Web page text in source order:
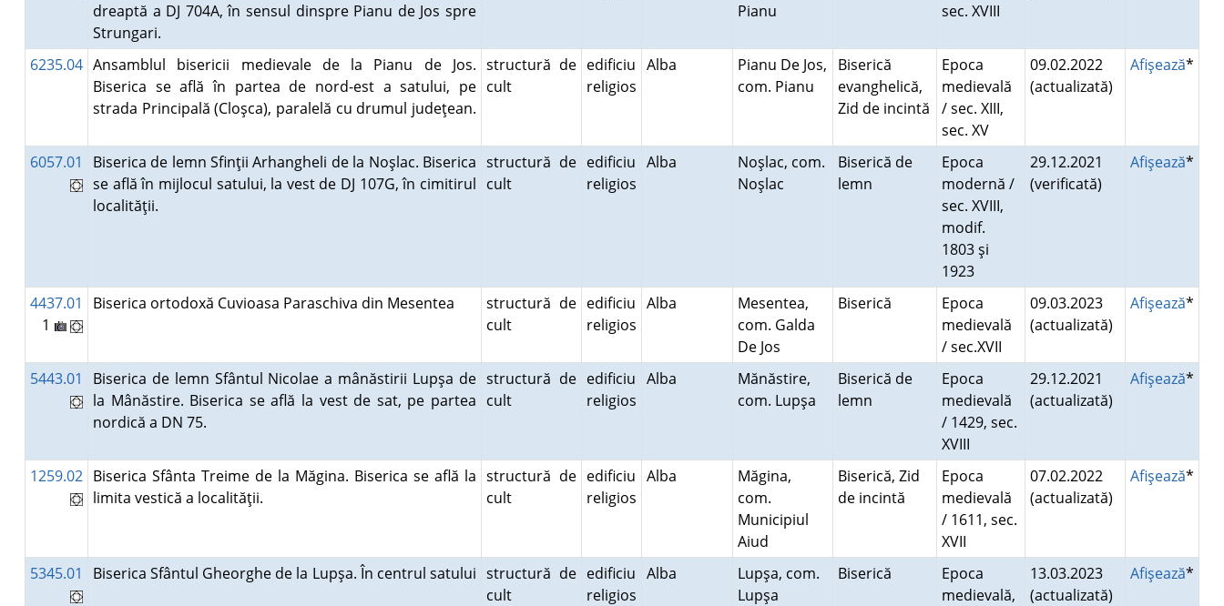
dreaptă a DJ 704A, în sensul dinspre Pianu de Jos spre
Strungari.
Pianu
sec. XVIII
6235.04 Ansamblul bisericii medievale de la Pianu de Jos.
Biserica se află în partea de nord-est a satului, pe
strada Principală (Cloşca), paralelă cu drumul judeţean.
structură de
cult
edificiu
religios
Alba
Pianu De Jos,
com. Pianu
Biserică
evanghelică,
Zid de incintă
Epoca
medievală
/ sec. XIII,
sec. XV
09.02.2022
(actualizată)
Afişează*
6057.01
Biserica de lemn Sfinţii Arhangheli de la Noşlac. Biserica
se află în mijlocul satului, la vest de DJ 107G, în cimitirul
localităţii.
structură de
cult
edificiu
religios
Alba
Noşlac, com.
Noşlac
Biserică de
lemn
Epoca
modernă /
sec. XVIII,
modif.
1803 şi
1923
29.12.2021
(verificată)
Afişează*
4437.01
1
Biserica ortodoxă Cuvioasa Paraschiva din Mesentea
structură de
cult
edificiu
religios
Alba
Mesentea,
com. Galda
De Jos
Biserică
Epoca
medievală
/ sec.XVII
09.03.2023
(actualizată)
Afişează*
5443.01
Biserica de lemn Sfântul Nicolae a mânăstirii Lupşa de
la Mânăstire. Biserica se află la vest de sat, pe partea
nordică a DN 75.
structură de
cult
edificiu
religios
Alba
Mănăstire,
com. Lupşa
Biserică de
lemn
Epoca
medievală
/ 1429, sec.
XVIII
29.12.2021
(actualizată)
Afişează*
1259.02 Biserica Sfânta Treime de la Măgina. Biserica se află la
limita vestică a localităţii.
structură de
cult
edificiu
religios
Alba
Măgina,
com.
Municipiul
Aiud
Biserică, Zid
de incintă
Epoca
medievală
/ 1611, sec.
XVII
07.02.2022
(actualizată)
Afişează*
5345.01 Biserica Sfântul Gheorghe de la Lupşa. În centrul satului structură de
cult
edificiu
religios
Alba
Lupşa, com.
Lupşa
Biserică
Epoca
medievală,
13.03.2023
(actualizată)
Afişează*